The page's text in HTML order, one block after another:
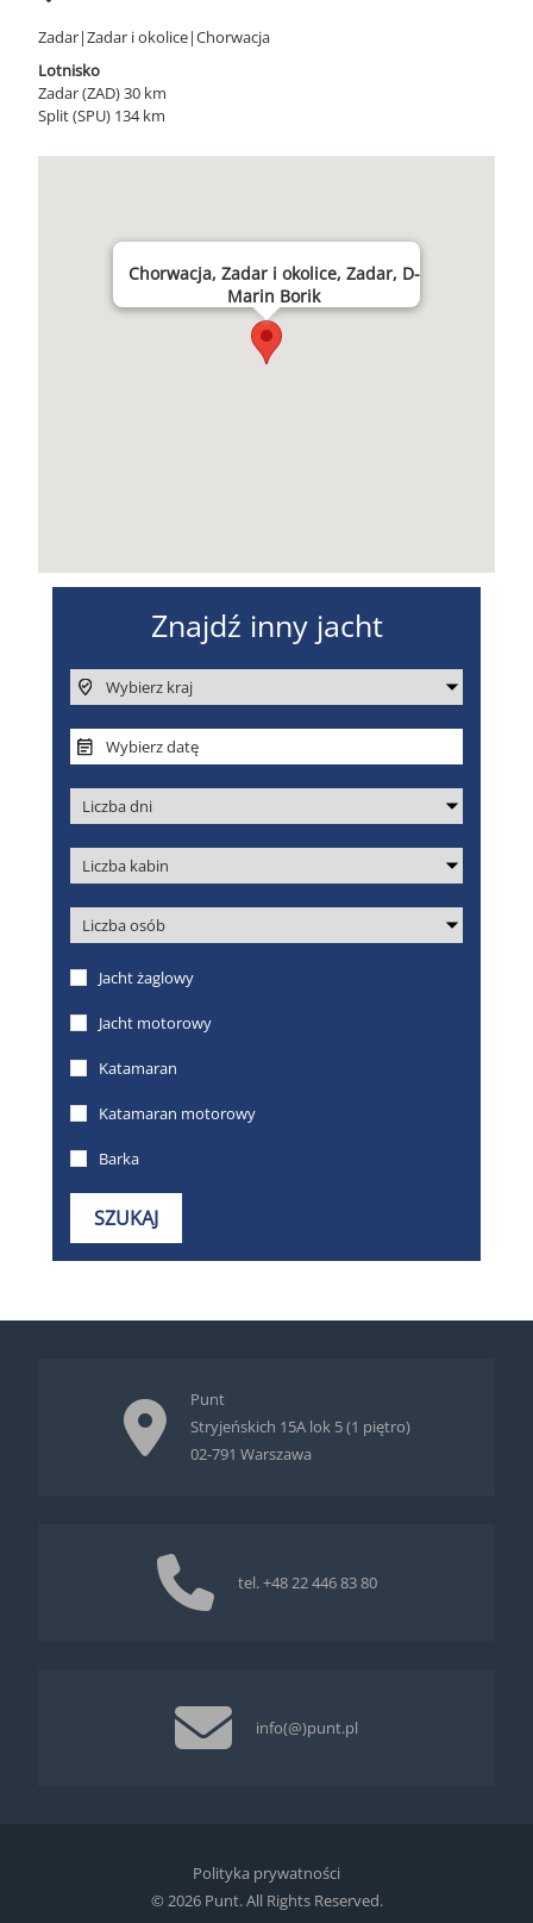
Zadar|Zadar i okolice|Chorwacja
Lotnisko
Zadar (ZAD) 30 km
Split (SPU) 134 km
Chorwacja, Zadar i okolice, Zadar, D-
Marin Borik
Punt
Stryjeńskich 15A lok 5 (1 piętro)
02-791 Warszawa
tel. +48 22 446 83 80
info(@)punt.pl
Polityka prywatności
© 2026 Punt. All Rights Reserved.